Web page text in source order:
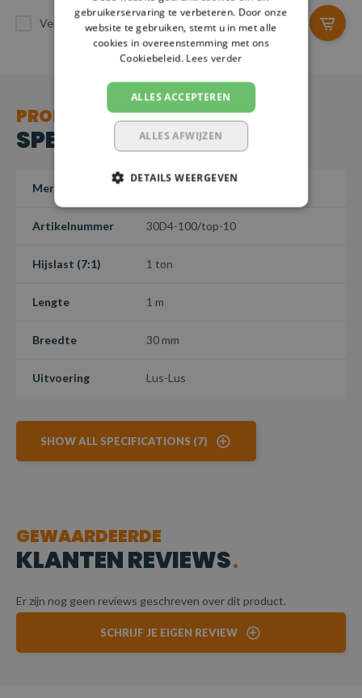
Vergelijk Vergelijk
PRODUCT
SPECIFICATIES
Merk
Artikelnummer 30D4-100/top-10
Hijslast (7:1) 1 ton
Lengte 1 m
Breedte 30 mm
Uitvoering Lus-Lus
SHOW ALL SPECIFICATIONS (7)
GEWAARDEERDE
KLANTEN REVIEWS
Er zijn nog geen reviews geschreven over dit product.
SCHRIJF JE EIGEN REVIEW
gebruikerservaring te verbeteren. Door onze
website te gebruiken, stemt u in met alle
cookies in overeenstemming met ons
Cookiebeleid. Lees verder
ALLES ACCEPTEREN
ALLES AFWIJZEN
DETAILS WEERGEVEN